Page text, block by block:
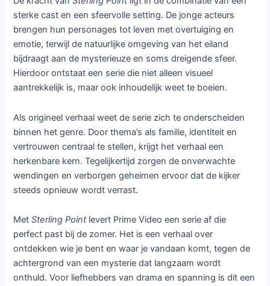
sterke cast en een sfeervolle setting. De jonge acteurs
brengen hun personages tot leven met overtuiging en
emotie, terwijl de natuurlijke omgeving van het eiland
bijdraagt aan de mysterieuze en soms dreigende sfeer.
Hierdoor ontstaat een serie die niet alleen visueel
aantrekkelijk is, maar ook inhoudelijk weet te boeien.
Als origineel verhaal weet de serie zich te onderscheiden
binnen het genre. Door thema’s als familie, identiteit en
vertrouwen centraal te stellen, krijgt het verhaal een
herkenbare kern. Tegelijkertijd zorgen de onverwachte
wendingen en verborgen geheimen ervoor dat de kijker
steeds opnieuw wordt verrast.
MetSterling Pointlevert Prime Video een serie af die
perfect past bij de zomer. Het is een verhaal over
ontdekken wie je bent en waar je vandaan komt, tegen de
achtergrond van een mysterie dat langzaam wordt
onthuld. Voor liefhebbers van drama en spanning is dit een